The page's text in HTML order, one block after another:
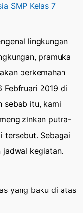
SMP Kelas 7
lingkungan
pramuka
perkemahan
Febfruari 2019 di
sebab itu, kami
putra-
tersebut. Sebagai
jadwal kegiatan.
yang baku di atas